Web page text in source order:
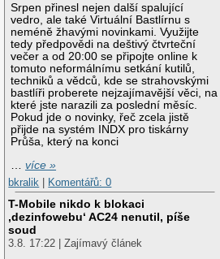
Srpen přinesl nejen další spalující
vedro, ale také Virtuální Bastlírnu s
neméně žhavými novinkami. Využijte
tedy předpovědi na deštivý čtvrteční
večer a od 20:00 se připojte online k
tomuto neformálnímu setkání kutilů,
techniků a vědců, kde se strahovskými
bastlíři proberete nejzajímavější věci, na
které jste narazili za poslední měsíc.
Pokud jde o novinky, řeč zcela jistě
přijde na systém INDX pro tiskárny
Průša, který na konci
…více »
bkralik
Komentářů: 0
T-Mobile nikdo k blokaci
‚dezinfowebu‘ AC24 nenutil, píše
soud
3.8. 17:22 | Zajímavý článek